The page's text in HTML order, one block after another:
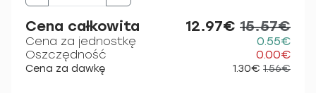
Cena całkowita 12.97€ 15.57€
Cena za jednostkę
0.55€
Oszczędność
0.00€
Cena za dawkę 1.30€ 1.56€